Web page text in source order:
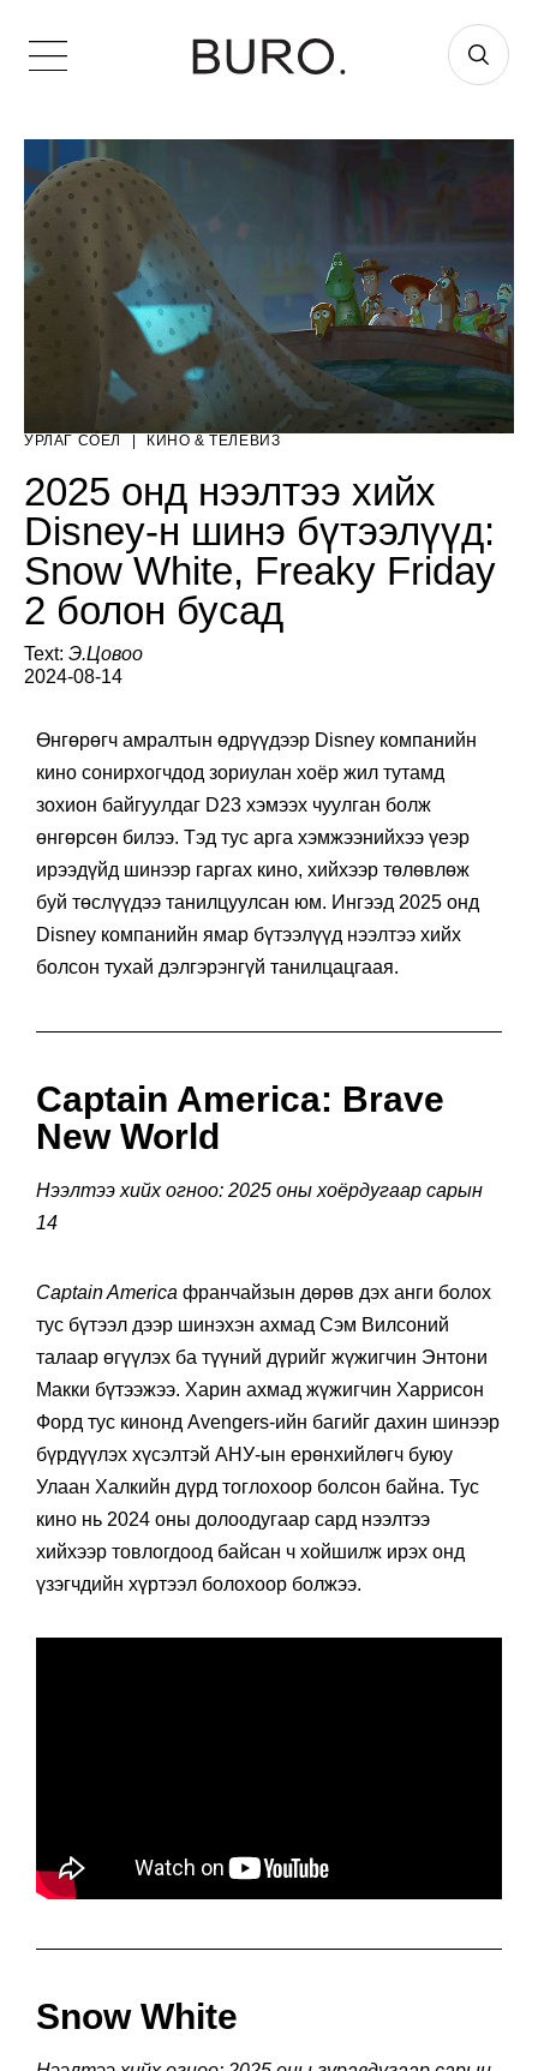
УРЛАГ СОЁЛ КИНО & ТЕЛЕВИЗ
2025 онд нээлтээ хийх
Disney-н шинэ бүтээлүүд:
Snow White, Freaky Friday
2 болон бусад
Text: Э.Цовоо
2024-08-14
Өнгөрөгч амралтын өдрүүдээр Disney компанийн
кино сонирхогчдод зориулан хоёр жил тутамд
зохион байгуулдаг D23 хэмээх чуулган болж
өнгөрсөн билээ. Тэд тус арга хэмжээнийхээ үеэр
ирээдүйд шинээр гаргах кино, хийхээр төлөвлөж
буй төслүүдээ танилцуулсан юм. Ингээд 2025 онд
Disney компанийн ямар бүтээлүүд нээлтээ хийх
болсон тухай дэлгэрэнгүй танилцацгаая.
Captain America: Brave
New World
Нээлтээ хийх огноо: 2025 оны хоёрдугаар сарын
14
Captain America франчайзын дөрөв дэх анги болох
тус бүтээл дээр шинэхэн ахмад Сэм Вилсоний
талаар өгүүлэх ба түүний дүрийг жүжигчин Энтони
Макки бүтээжээ. Харин ахмад жүжигчин Харрисон
Форд тус кинонд Avengers-ийн багийг дахин шинээр
бүрдүүлэх хүсэлтэй АНУ-ын ерөнхийлөгч буюу
Улаан Халкийн дүрд тоглохоор болсон байна. Тус
кино нь 2024 оны долоодугаар сард нээлтээ
хийхээр товлогдоод байсан ч хойшилж ирэх онд
үзэгчдийн хүртээл болохоор болжээ.
Snow White